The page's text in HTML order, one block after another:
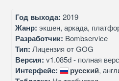
Год выхода: 2019
Жанр: экшен, аркада,
Разработчик: Bombservice
Тип: Лицензия от GOG
Версия: v1.085d - полная
Интерфейс: русский,